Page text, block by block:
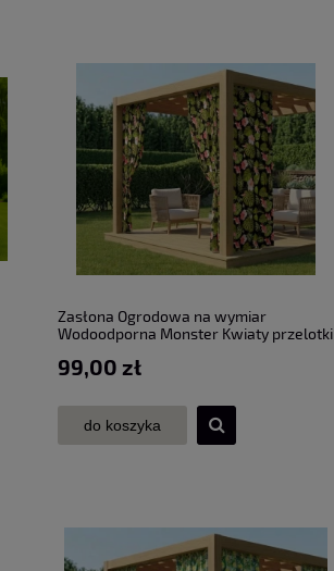
Zasłona Ogrodowa na wymiar
Wodoodporna Monster Kwiaty przelotki
99,00 zł
do koszyka